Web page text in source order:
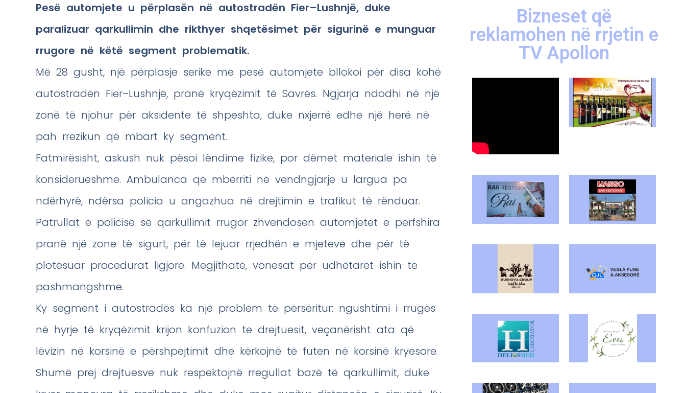
Pesë automjete u përplasën në autostradën Fier–Lushnjë, duke
paralizuar qarkullimin dhe rikthyer shqetësimet për sigurinë e munguar
rrugore në këtë segment problematik.
Më 28 gusht, një përplasje serike me pesë automjete bllokoi për disa kohë
autostradën Fier–Lushnjë, pranë kryqëzimit të Savrës. Ngjarja ndodhi në një
zonë të njohur për aksidente të shpeshta, duke nxjerrë edhe një herë në
pah rrezikun që mbart ky segment.
Fatmirësisht, askush nuk pësoi lëndime fizike, por dëmet materiale ishin të
konsiderueshme. Ambulanca që mbërriti në vendngjarje u largua pa
ndërhyrë, ndërsa policia u angazhua në drejtimin e trafikut të rënduar.
Patrullat e policisë së qarkullimit rrugor zhvendosën automjetet e përfshira
pranë një zone të sigurt, për të lejuar rrjedhën e mjeteve dhe për të
plotësuar procedurat ligjore. Megjithatë, vonesat për udhëtarët ishin të
pashmangshme.
Ky segment i autostradës ka një problem të përsëritur: ngushtimi i rrugës
në hyrje të kryqëzimit krijon konfuzion te drejtuesit, veçanërisht ata që
lëvizin në korsinë e përshpejtimit dhe kërkojnë të futen në korsinë kryesore.
Shumë prej drejtuesve nuk respektojnë rregullat bazë të qarkullimit, duke
Bizneset që
reklamohen në rrjetin e
TV Apollon